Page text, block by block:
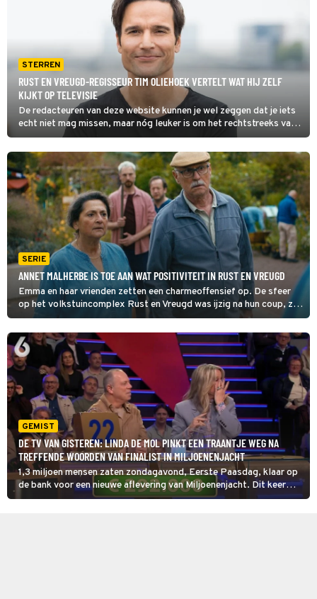
STERREN
RUST EN VREUGD-REGISSEUR TIM OLIEHOEK VERTELT WAT HIJ ZELF
KIJKT OP TELEVISIE
De redacteuren van deze website kunnen je wel zeggen dat je iets
echt niet mag missen, maar nóg leuker is om het rechtstreeks van
de tv-sterren zelf te horen. Vandaag is Rust en Vreugd-regisseur
Tim Oliehoek aan de beurt.
SERIE
ANNET MALHERBE IS TOE AAN WAT POSITIVITEIT IN RUST EN VREUGD
Emma en haar vrienden zetten een charmeoffensief op. De sfeer
op het volkstuincomplex Rust en Vreugd was ijzig na hun coup, ze
willen het weer gezellig en leuk maken. Maar het afgezette bestuur
broedt op wraak.
GEMIST
DE TV VAN GISTEREN: LINDA DE MOL PINKT EEN TRAANTJE WEG NA
TREFFENDE WOORDEN VAN FINALIST IN MILJOENENJACHT
1,3 miljoen mensen zaten zondagavond, Eerste Paasdag, klaar op
de bank voor een nieuwe aflevering van Miljoenenjacht. Dit keer
was het finalist Nicky die een gooi mocht doen naar een groot